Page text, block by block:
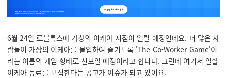
6월 24일 로블록스에 가상의 이케아 지점이 열릴 예정인데요. 더 많은 사
람들이 가상의 이케아를 몰입하여 즐기도록 'The Co-Worker Game'이
라는 이름의 게임 형태로 선보일 예정이라고 합니다. 그런데 여기서 일할
이케아 동료를 모집한다는 공고가 이슈가 되고 있어요.